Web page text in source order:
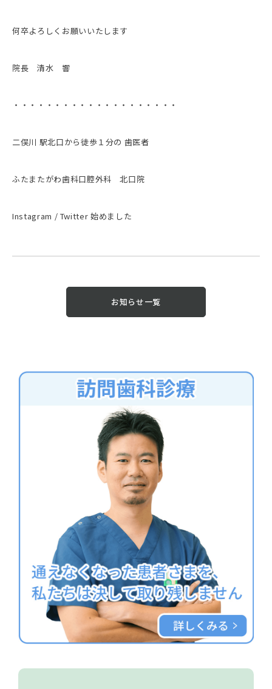
何卒よろしくお願いいたします
院長 清水 響
・・・・・・・・・・・・・・・・・・・・
二俣川 駅北口から徒歩１分の 歯医者
ふたまたがわ歯科口腔外科 北口院
Instagram / Twitter 始めました
お知らせ一覧